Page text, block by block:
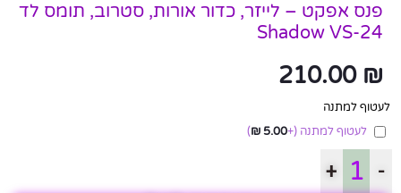
פנס אפקט – לייזר, כדור אורות, סטרוב, תומס לד
Shadow VS-24
210.00 ₪
לעטוף למתנה
לעטוף למתנה (+
5.00
₪
)
-
+